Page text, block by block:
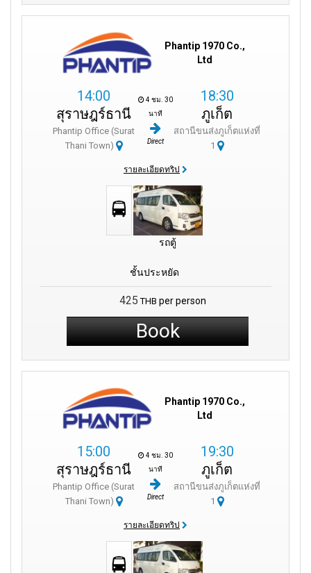
Phantip 1970 Co.,
Ltd
14:00
สุราษฎร์ธานี
Phantip Office (Surat
Thani Town)
4 ชม. 30
นาที
Direct
18:30
ภูเก็ต
สถานีขนส่งภูเก็ตแห่งที่
1
รายละเอียดทริป
รถตู้
ชั้นประหยัด
425 THB per person
Book
Phantip 1970 Co.,
Ltd
15:00
สุราษฎร์ธานี
Phantip Office (Surat
Thani Town)
4 ชม. 30
นาที
Direct
19:30
ภูเก็ต
สถานีขนส่งภูเก็ตแห่งที่
1
รายละเอียดทริป